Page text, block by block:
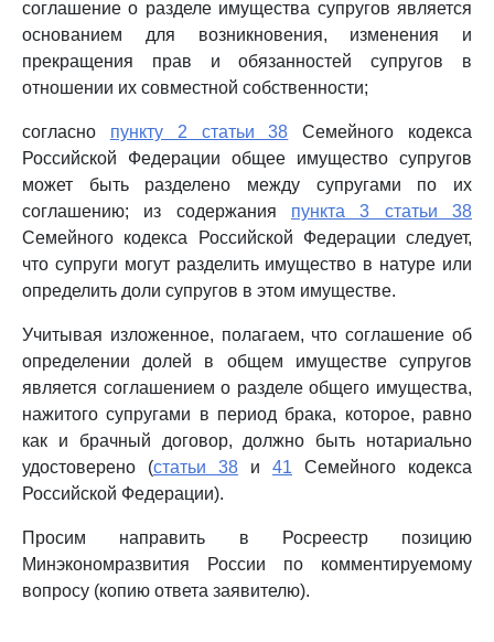
соглашение о разделе имущества супругов является
основанием для возникновения, изменения и
прекращения прав и обязанностей супругов в
отношении их совместной собственности;
согласно пункту 2 статьи 38 Семейного кодекса
Российской Федерации общее имущество супругов
может быть разделено между супругами по их
соглашению; из содержания пункта 3 статьи 38
Семейного кодекса Российской Федерации следует,
что супруги могут разделить имущество в натуре или
определить доли супругов в этом имуществе.
Учитывая изложенное, полагаем, что соглашение об
определении долей в общем имуществе супругов
является соглашением о разделе общего имущества,
нажитого супругами в период брака, которое, равно
как и брачный договор, должно быть нотариально
удостоверено (статьи 38 и 41 Семейного кодекса
Российской Федерации).
Просим направить в Росреестр позицию
Минэкономразвития России по комментируемому
вопросу (копию ответа заявителю).